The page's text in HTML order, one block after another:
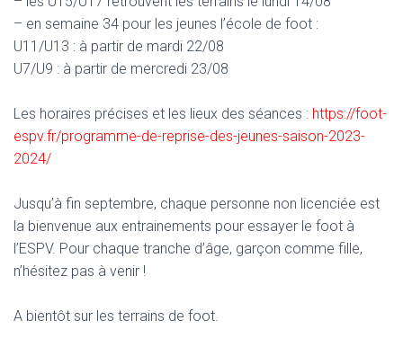
– en semaine 34 pour les jeunes l’école de foot :
U11/U13 : à partir de mardi 22/08
U7/U9 : à partir de mercredi 23/08
Les horaires précises et les lieux des séances : https://foot-
espv.fr/programme-de-reprise-des-jeunes-saison-2023-
2024/
Jusqu’à fin septembre, chaque personne non licenciée est
la bienvenue aux entrainements pour essayer le foot à
l’ESPV. Pour chaque tranche d’âge, garçon comme fille,
n’hésitez pas à venir !
A bientôt sur les terrains de foot.